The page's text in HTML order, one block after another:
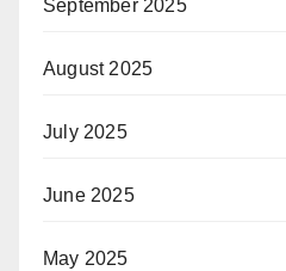
September 2025
August 2025
July 2025
June 2025
May 2025